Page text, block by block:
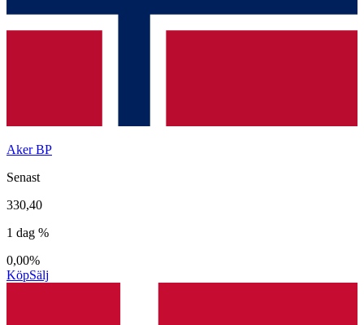
Aker BP
Senast
330,40
1 dag %
0,00%
KöpSälj